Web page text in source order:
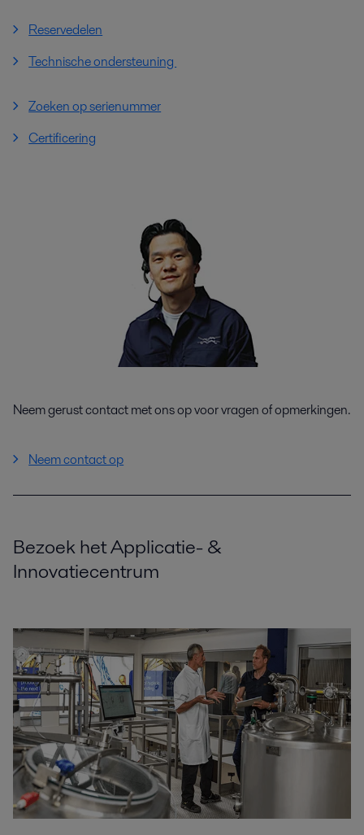
Reservedelen
Technische ondersteuning
Zoeken op serienummer
Certificering
Neem gerust contact met ons op voor vragen of opmerkingen.
Neem contact op
Bezoek het Applicatie- &
Innovatiecentrum